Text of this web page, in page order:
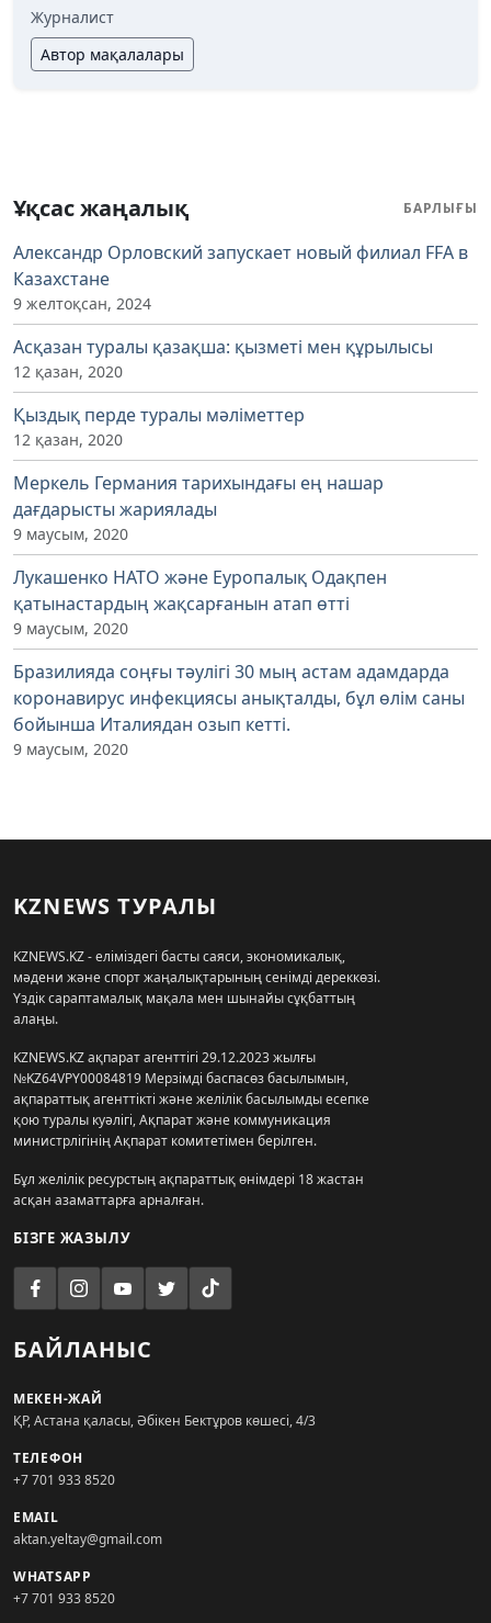
Журналист
Автор мақалалары
Ұқсас жаңалық БАРЛЫҒЫ
Александр Орловский запускает новый филиал FFA в
Казахстане
9 желтоқсан, 2024
Асқазан туралы қазақша: қызметі мен құрылысы
12 қазан, 2020
Қыздық перде туралы мәліметтер
12 қазан, 2020
Меркель Германия тарихындағы ең нашар
дағдарысты жариялады
9 маусым, 2020
Лукашенко НАТО және Еуропалық Одақпен
қатынастардың жақсарғанын атап өтті
9 маусым, 2020
Бразилияда соңғы тәулігі 30 мың астам адамдарда
коронавирус инфекциясы анықталды, бұл өлім саны
бойынша Италиядан озып кетті.
9 маусым, 2020
KZNEWS ТУРАЛЫ
KZNEWS.KZ - еліміздегі басты саяси, экономикалық,
мәдени және спорт жаңалықтарының сенімді дереккөзі.
Үздік сараптамалық мақала мен шынайы сұқбаттың
алаңы.
KZNEWS.KZ ақпарат агенттігі 29.12.2023 жылғы
№KZ64VPY00084819 Мерзімді баспасөз басылымын,
ақпараттық агенттікті және желілік басылымды есепке
қою туралы куәлігі, Ақпарат және коммуникация
министрлігінің Ақпарат комитетімен берілген.
Бұл желілік ресурстың ақпараттық өнімдері 18 жастан
асқан азаматтарға арналған.
БІЗГЕ ЖАЗЫЛУ
БАЙЛАНЫС
МЕКЕН-ЖАЙ
ҚР, Астана қаласы, Әбікен Бектұров көшесі, 4/3
ТЕЛЕФОН
+7 701 933 8520
EMAIL
aktan.yeltay@gmail.com
WHATSAPP
+7 701 933 8520